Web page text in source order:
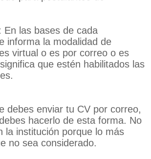
En las bases de cada
informa la modalidad de
virtual o es por correo o es
que estén habilitados las
debes enviar tu CV por correo,
hacerlo de esta forma. No
la institución porque lo más
no sea considerado.